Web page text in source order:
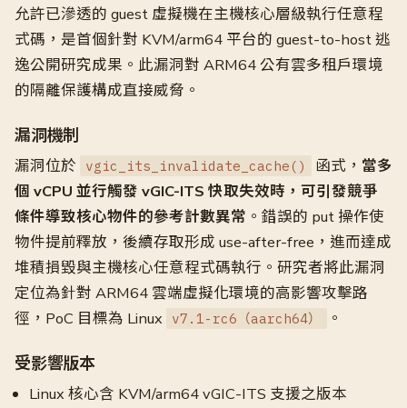
允許已滲透的 guest 虛擬機在主機核心層級執行任意程
式碼，是首個針對 KVM/arm64 平台的 guest-to-host 逃
逸公開研究成果。此漏洞對 ARM64 公有雲多租戶環境
的隔離保護構成直接威脅。
漏洞機制
漏洞位於 vgic_its_invalidate_cache() 函式， 當多
個 vCPU 並行觸發 vGIC-ITS 快取失效時，可引發競爭
條件導致核心物件的參考計數異常 。錯誤的 put 操作使
物件提前釋放，後續存取形成 use-after-free，進而達成
堆積損毀與主機核心任意程式碼執行。研究者將此漏洞
定位為針對 ARM64 雲端虛擬化環境的高影響攻擊路
徑，PoC 目標為 Linux v7.1-rc6（aarch64） 。
受影響版本
Linux 核心含 KVM/arm64 vGIC-ITS 支援之版本